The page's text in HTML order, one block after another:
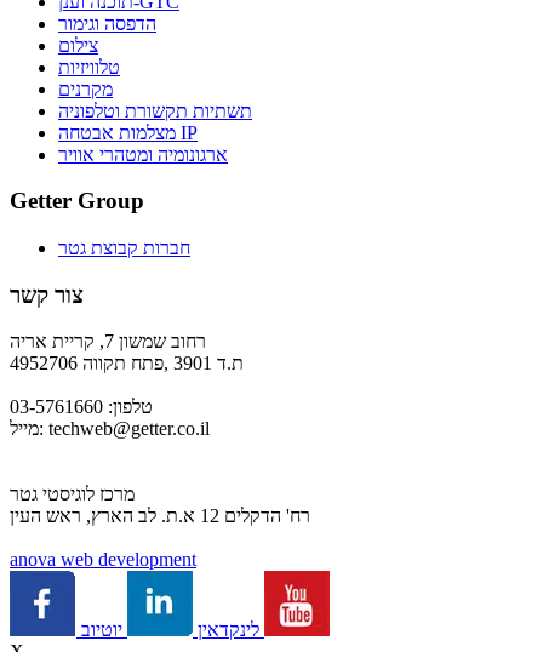
הדפסה וגימור
צילום
טלוויזיות
מקרנים
תשתיות תקשורת וטלפוניה
מצלמות אבטחה IP
ארגונומיה ומטהרי אוויר
Getter Group
חברות קבוצת גטר
צור קשר
רחוב שמשון 7, קריית אריה
ת.ד 3901 ,פתח תקווה 4952706
טלפון: 03-5761660
מייל: techweb@getter.co.il
מרכז לוגיסטי גטר
רח' הדקלים 12 א.ת. לב הארץ, ראש העין
anova web development
לינקדאין